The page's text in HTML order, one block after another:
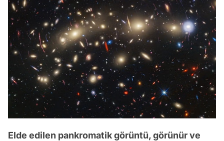
Elde edilen pankromatik görüntü, görünür ve